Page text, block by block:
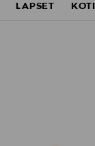
LAPSET KOTI